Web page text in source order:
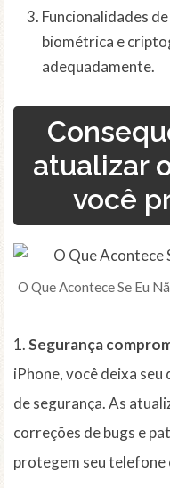
Funcionalidades
biométrica e
adequadamente.
atualizar
você
O Que Acontece Se Eu
1.Segurança
iPhone, você deixa
de segurança. As
correções de bugs e
protegem seu